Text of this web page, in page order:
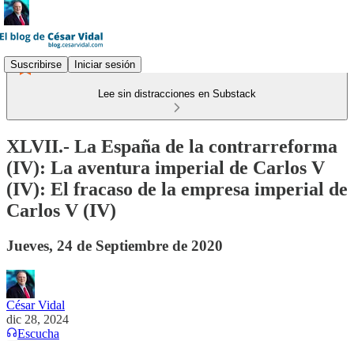
Suscribirse Iniciar sesión
Lee sin distracciones en Substack
XLVII.- La España de la contrarreforma
(IV): La aventura imperial de Carlos V
(IV): El fracaso de la empresa imperial de
Carlos V (IV)
Jueves, 24 de Septiembre de 2020
César Vidal
dic 28, 2024
Escucha